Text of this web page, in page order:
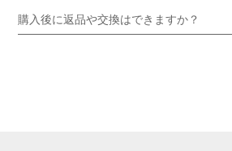
購入後に返品や交換はできますか？